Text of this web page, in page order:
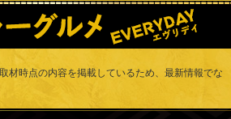
材時点の内容を掲載しているため、最新情報でな